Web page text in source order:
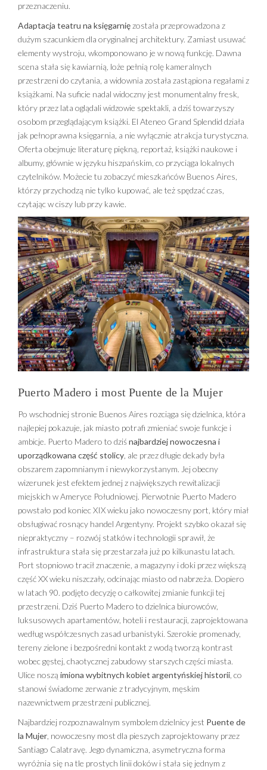
przeznaczeniu.
Adaptacja teatru na księgarnięzostała przeprowadzona z
dużym szacunkiem dla oryginalnej architektury. Zamiast usuwać
elementy wystroju, wkomponowano je w nową funkcję. Dawna
scena stała się kawiarnią, loże pełnią rolę kameralnych
przestrzeni do czytania, a widownia została zastąpiona regałami z
książkami. Na suficie nadal widoczny jest monumentalny fresk,
który przez lata oglądali widzowie spektakli, a dziś towarzyszy
osobom przeglądającym książki. El Ateneo Grand Splendid działa
jak pełnoprawna księgarnia, a nie wyłącznie atrakcja turystyczna.
Oferta obejmuje literaturę piękną, reportaż, książki naukowe i
albumy, głównie w języku hiszpańskim, co przyciąga lokalnych
czytelników. Możecie tu zobaczyć mieszkańców Buenos Aires,
którzy przychodzą nie tylko kupować, ale też spędzać czas,
czytając w ciszy lub przy kawie.
Puerto Madero i most Puente de la Mujer
Po wschodniej stronie Buenos Aires rozciąga się dzielnica, która
najlepiej pokazuje, jak miasto potrafi zmieniać swoje funkcje i
ambicje. Puerto Madero to dziśnajbardziej nowoczesna i
uporządkowana część stolicy , ale przez długie dekady była
obszarem zapomnianym i niewykorzystanym. Jej obecny
wizerunek jest efektem jednej z największych rewitalizacji
miejskich w Ameryce Południowej. Pierwotnie Puerto Madero
powstało pod koniec XIX wieku jako nowoczesny port, który miał
obsługiwać rosnący handel Argentyny. Projekt szybko okazał się
niepraktyczny – rozwój statków i technologii sprawił, że
infrastruktura stała się przestarzała już po kilkunastu latach.
Port stopniowo tracił znaczenie, a magazyny i doki przez większą
część XX wieku niszczały, odcinając miasto od nabrzeża. Dopiero
w latach 90. podjęto decyzję o całkowitej zmianie funkcji tej
przestrzeni. Dziś Puerto Madero to dzielnica biurowców,
luksusowych apartamentów, hoteli i restauracji, zaprojektowana
według współczesnych zasad urbanistyki. Szerokie promenady,
tereny zielone i bezpośredni kontakt z wodą tworzą kontrast
wobec gęstej, chaotycznej zabudowy starszych części miasta.
Ulice noszą imiona wybitnych kobiet argentyńskiej historii , co
stanowi świadome zerwanie z tradycyjnym, męskim
nazewnictwem przestrzeni publicznej.
Najbardziej rozpoznawalnym symbolem dzielnicy jest Puente de
la Mujer , nowoczesny most dla pieszych zaprojektowany przez
Santiago Calatravę. Jego dynamiczna, asymetryczna forma
wyróżnia się na tle prostych linii doków i stała się jednym z